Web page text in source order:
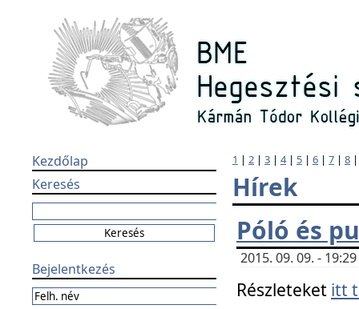
Kezdőlap
Keresés
Bejelentkezés
1 | 2 | 3 | 4| 5 | 6 | 7 | 8
Hírek
Póló és
2015. 09. 09. -
Részleteket itt